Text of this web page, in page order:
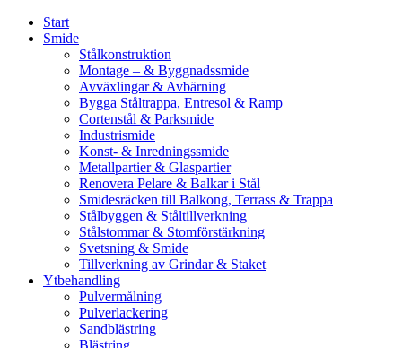
Start
Smide
Stålkonstruktion
Montage – & Byggnadssmide
Avväxlingar & Avbärning
Bygga Ståltrappa, Entresol & Ramp
Cortenstål & Parksmide
Industrismide
Konst- & Inredningssmide
Metallpartier & Glaspartier
Renovera Pelare & Balkar i Stål
Smidesräcken till Balkong, Terrass & Trappa
Stålbyggen & Ståltillverkning
Stålstommar & Stomförstärkning
Svetsning & Smide
Tillverkning av Grindar & Staket
Ytbehandling
Pulvermålning
Pulverlackering
Sandblästring
Blästring